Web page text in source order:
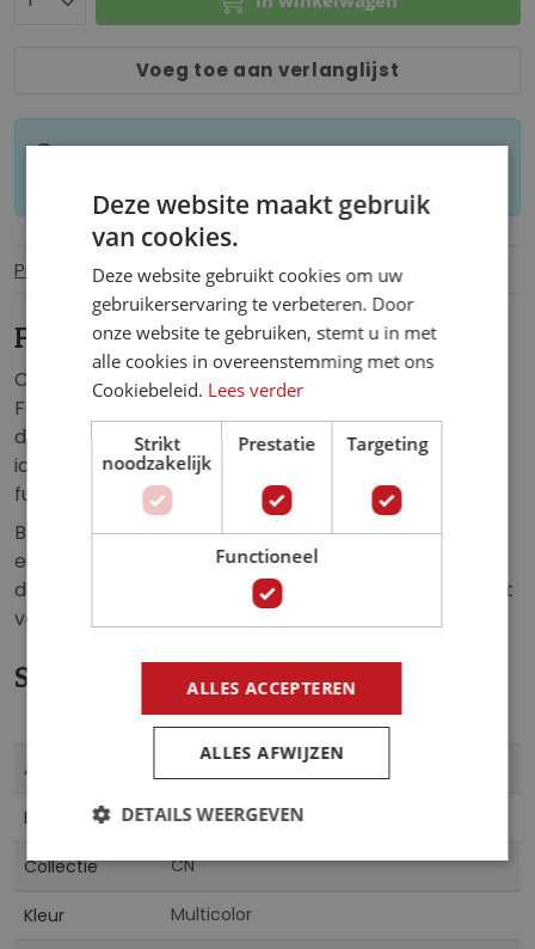
Voeg toe aan verlanglijst
Let op: op maat gemaakt behang kan niet
Productinformatie Specificaties
Fotobehang Lamborghini Neon
Creëer een sfeer van snelheid en sensatie met ons
Fotobehang Lamborghini Neon. Laat je betoveren
door het opvallende neonontwerp van deze
iconische sportwagen en voeg een vleugje
futuristische stijl toe aan je interieur.
Bestel het fotobehang op maat en geef elke kamer
een uniek en gedurfd uiterlijk. Laat je inspireren door
de krachtige uitstraling van de Lamborghini en geniet
van een ruimte die bruist van energie en elegantie.
Specificaties
Artikelnummer 14644
EAN 5903011337712
Collectie CN
Kleur Multicolor
Deze website maakt gebruik
van cookies.
Deze website gebruikt cookies om uw
gebruikerservaring te verbeteren. Door
onze website te gebruiken, stemt u in met
alle cookies in overeenstemming met ons
Cookiebeleid. Lees verder
Strikt
noodzakelijk
Prestatie Targeting
Functioneel
ALLES ACCEPTEREN
ALLES AFWIJZEN
DETAILS WEERGEVEN